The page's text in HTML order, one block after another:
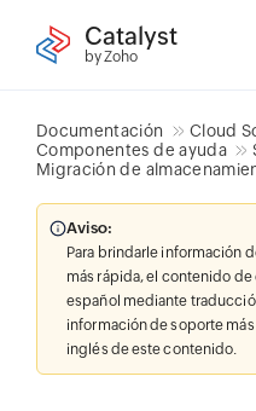
Catalyst
by Zoho
Documentación
Cloud
Componentes de ayuda
Migración de
Aviso:
Para brindarle información
más rápida, el contenido de
español mediante
información de soporte
inglés de este contenido.